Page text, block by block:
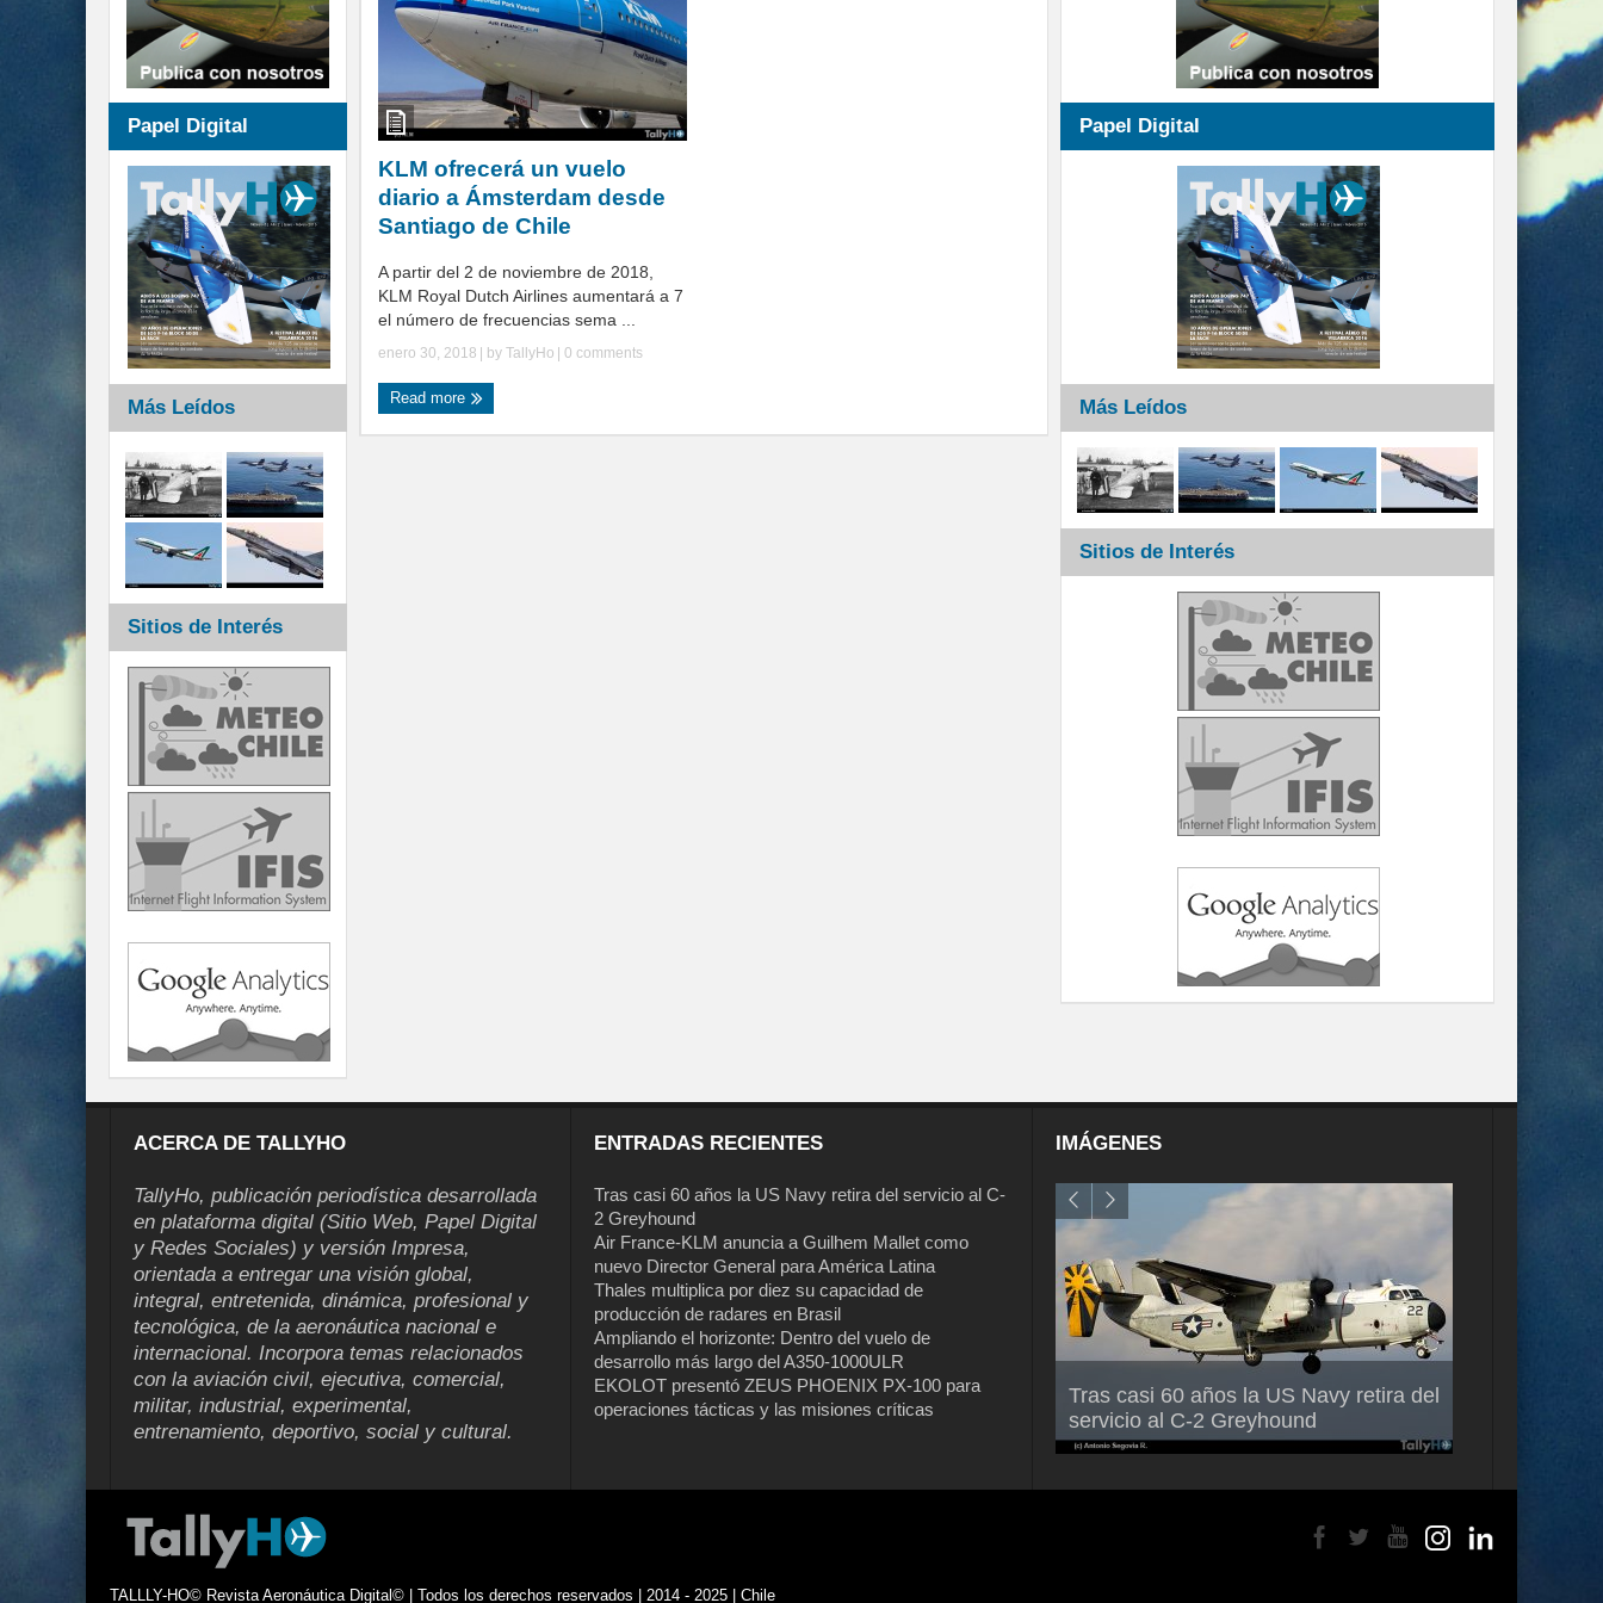
KLM ofrecerá un vuelo
diario a Ámsterdam desde
Santiago de Chile
A partir del 2 de noviembre de 2018,
KLM Royal Dutch Airlines aumentará a 7
el número de frecuencias sema ...
enero 30, 2018 | by TallyHo 0 comments
Read more
Papel Digital
Más Leídos
Sitios de Interés
Papel Digital
Más Leídos
Sitios de Interés
ACERCA DE TALLYHO
TallyHo, publicación periodística desarrollada
en plataforma digital (Sitio Web, Papel Digital
y Redes Sociales) y versión Impresa,
orientada a entregar una visión global,
integral, entretenida, dinámica, profesional y
tecnológica, de la aeronáutica nacional e
internacional. Incorpora temas relacionados
con la aviación civil, ejecutiva, comercial,
militar, industrial, experimental,
entrenamiento, deportivo, social y cultural.
ENTRADAS RECIENTES
Tras casi 60 años la US Navy retira del servicio al C-
2 Greyhound
Air France-KLM anuncia a Guilhem Mallet como
nuevo Director General para América Latina
Thales multiplica por diez su capacidad de
producción de radares en Brasil
Ampliando el horizonte: Dentro del vuelo de
desarrollo más largo del A350-1000ULR
EKOLOT presentó ZEUS PHOENIX PX-100 para
operaciones tácticas y las misiones críticas
IMÁGENES
Tras casi 60 años la US Navy retira del
servicio al C-2 Greyhound
Air France-KLM anuncia a Guilhem
Mallet como nuevo Director General
para América Latina
TALLLY-HO© Revista Aeronáutica Digital© | Todos los derechos reservados | 2014 - 2025 | Chile